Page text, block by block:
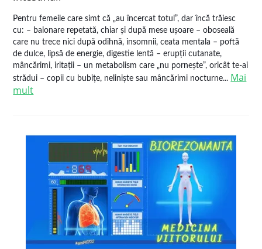
Pentru femeile care simt că „au încercat totul”, dar încă trăiesc
cu: – balonare repetată, chiar și după mese ușoare – oboseală
care nu trece nici după odihnă, insomnii, ceata mentala – poftă
de dulce, lipsă de energie, digestie lentă – erupții cutanate,
mâncărimi, iritații – un metabolism care „nu pornește”, oricât te-ai
strădui – copii cu bubițe, neliniște sau mâncărimi nocturne... Mai
mult